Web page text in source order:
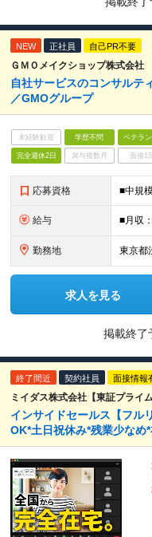
NEW 正社員 自己PR不要
ＧＭＯメイクショップ株式会社
自社サービスのコンサルテ
／GMOグループ
未経験歓迎 学歴不問 ベテラ
完全週休2日 賞与複数月 面接1
応募資格
給与
勤務地
求人を見る
掲載終了
終了間近 契約社員 面接情報
ミイダス株式会社【東証プライ
インサイドセールス【フル
OK*土日祝休み*残業少なめ